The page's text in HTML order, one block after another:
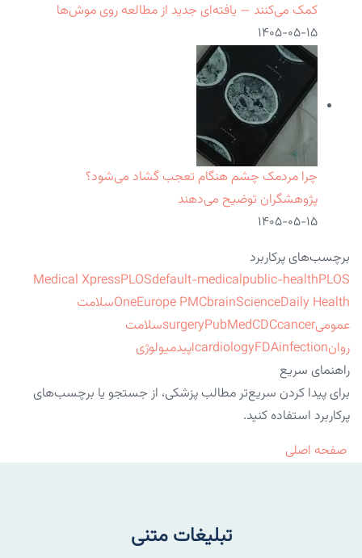
کمک می‌کنند — یافته‌ای جدید از مطالعه روی موش‌ها
۱۴۰۵-۰۵-۱۵
چرا مردمک چشم هنگام تعجب گشاد می‌شود؟
پژوهشگران توضیح می‌دهند
۱۴۰۵-۰۵-۱۵
برچسب‌های پرکاربرد
Medical XpressPLOSdefault-medicalpublic-healthPLOS
OneEurope PMCbrainScienceDaily Health
سلامت
عمومی
surgeryPubMedCDCcancer
سلامت
روان
cardiologyFDAinfection
اپیدمیولوژی
راهنمای سریع
برای پیدا کردن سریع‌تر مطالب پزشکی، از جستجو یا برچسب‌های
پرکاربرد استفاده کنید.
صفحه اصلی
تبلیغات متنی